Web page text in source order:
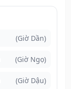
(Giờ Dần)
(Giờ Ngọ)
(Giờ Dậu)